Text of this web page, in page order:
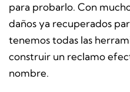
para probarlo. Con
daños ya recuperados
tenemos todas las
construir un reclamo
nombre.